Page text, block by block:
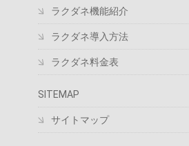
ラクダネ機能紹介
ラクダネ導入方法
ラクダネ料金表
SITEMAP
サイトマップ